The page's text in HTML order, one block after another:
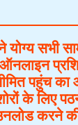
सभी
पहुंच
के लिए
करने